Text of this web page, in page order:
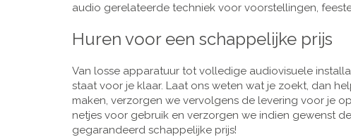
audio gerelateerde techniek voor voorstellingen,
Huren voor een schappelijke prijs
Van losse apparatuur tot volledige audiovisuele
staat voor je klaar. Laat ons weten wat je zoekt, dan
maken, verzorgen we vervolgens de levering voor je
netjes voor gebruik en verzorgen we indien gewenst
gegarandeerd schappelijke prijs!